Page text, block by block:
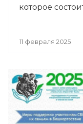
которое
11 февраля 2025